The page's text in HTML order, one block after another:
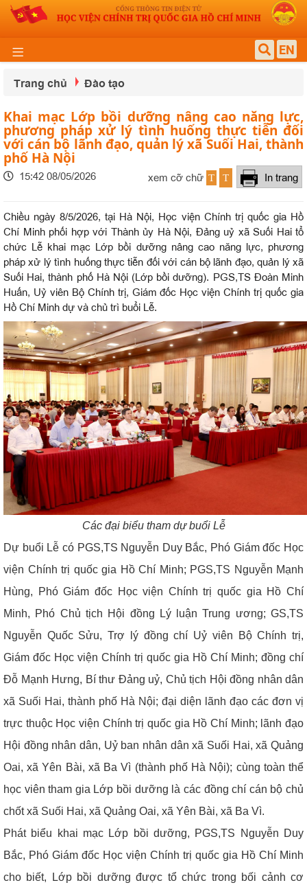
EN
Trang chủ Đào tạo
Khai mạc Lớp bồi dưỡng nâng cao năng lực,
phương pháp xử lý tình huống thực tiễn đối
với cán bộ lãnh đạo, quản lý xã Suối Hai, thành
phố Hà Nội
15:42 08/05/2026 xem cỡ chữ T T In trang
Chiều ngày 8/5/2026, tại Hà Nội, Học viện Chính trị quốc gia Hồ
Chí Minh phối hợp với Thành ủy Hà Nội, Đảng uỷ xã Suối Hai tổ
chức Lễ khai mạc Lớp bồi dưỡng nâng cao năng lực, phương
pháp xử lý tình huống thực tiễn đối với cán bộ lãnh đạo, quản lý xã
Suối Hai, thành phố Hà Nội (Lớp bồi dưỡng). PGS,TS Đoàn Minh
Huấn, Uỷ viên Bộ Chính trị, Giám đốc Học viện Chính trị quốc gia
Hồ Chí Minh dự và chủ trì buổi Lễ.
Các đại biểu tham dự buổi Lễ
Dự buổi Lễ có PGS,TS Nguyễn Duy Bắc, Phó Giám đốc Học
viện Chính trị quốc gia Hồ Chí Minh; PGS,TS Nguyễn Mạnh
Hùng, Phó Giám đốc Học viện Chính trị quốc gia Hồ Chí
Minh, Phó Chủ tịch Hội đồng Lý luận Trung ương; GS,TS
Nguyễn Quốc Sửu, Trợ lý đồng chí Uỷ viên Bộ Chính trị,
Giám đốc Học viện Chính trị quốc gia Hồ Chí Minh; đồng chí
Đỗ Mạnh Hưng, Bí thư Đảng uỷ, Chủ tịch Hội đồng nhân dân
xã Suối Hai, thành phố Hà Nội; đại diện lãnh đạo các đơn vị
trực thuộc Học viện Chính trị quốc gia Hồ Chí Minh; lãnh đạo
Hội đồng nhân dân, Uỷ ban nhân dân xã Suối Hai, xã Quảng
Oai, xã Yên Bài, xã Ba Vì (thành phố Hà Nội); cùng toàn thể
học viên tham gia Lớp bồi dưỡng là các đồng chí cán bộ chủ
chốt xã Suối Hai, xã Quảng Oai, xã Yên Bài, xã Ba Vì.
Phát biểu khai mạc Lớp bồi dưỡng, PGS,TS Nguyễn Duy
Bắc, Phó Giám đốc Học viện Chính trị quốc gia Hồ Chí Minh
cho biết, Lớp bồi dưỡng được tổ chức trong bối cảnh cơ